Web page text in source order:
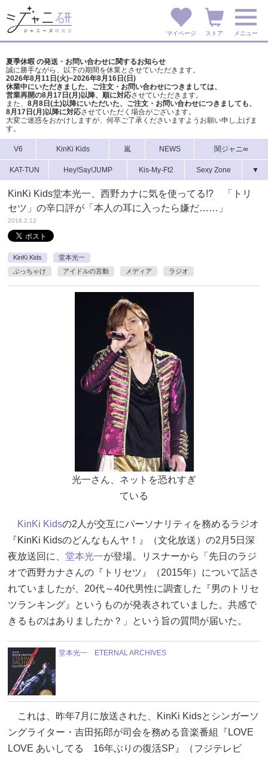
マイページ ストア メニュー
夏季休暇 の発送・お問い合わせに関するお知らせ
誠に勝手ながら、以下の期間を休業とさせていただきます。
2026年8月11日(火)~2026年8月16日(日)
休業中にいただきました、ご注文・お問い合わせにつきましては、
営業再開の8月17日(月)以降、順に対応させていただきます。
また、 8月8日(土)以降にいただいた、ご注文・ お問い合わせにつきましても、
8月17日(月)以降に対応させていただく場合がございます。
大変ご迷惑をおかけしますが、 何卒ご了承くださいますようお願い申し上げま
す。
V6 KinKi Kids 嵐 NEWS 関ジャニ∞
KAT-TUN Hey!Say!JUMP Kis-My-Ft2 Sexy Zone ▼
KinKi Kids堂本光一、西野カナに気を使ってる!? 「トリ
セツ」の辛口評が「本人の耳に入ったら嫌だ……」
2018.2.12
KinKi Kids
堂本光一
ぶっちゃけ
アイドルの言動 メディア ラジオ
光一さん、ネットを恐れすぎ
ている
KinKi Kidsの2人が交互にパーソナリティを務めるラジオ
『KinKi Kidsのどんなもんヤ！』（文化放送）の2月5日深
夜放送回に、 堂本光一が登場。リスナーから「先日のラジ
オで西野カナさんの『トリセツ』（2015年）について話さ
れていましたが、20代～40代男性に調査した『男のトリセ
ツランキング』というものが発表されていました。共感で
きるものはありましたか？」という旨の質問が届いた。
堂本光一 ETERNAL ARCHIVES
これは、昨年7月に放送された、KinKi Kidsとシンガーソ
ングライター・吉田拓郎が司会を務める音楽番組『LOVE
LOVE あいしてる 16年ぶりの復活SP』（フジテレビ